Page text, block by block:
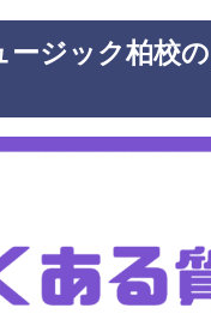
ージック柏校